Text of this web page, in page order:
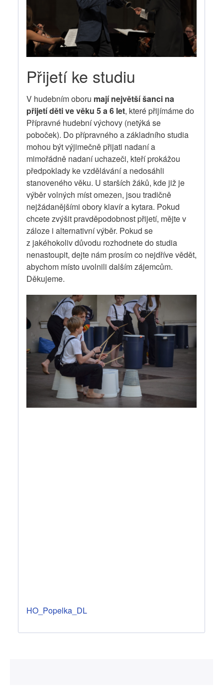
Přijetí ke studiu
V hudebním oboru mají největší šanci na
přijetí děti ve věku 5 a 6 let, které přijímáme do
Přípravné hudební výchovy (netýká se
poboček). Do přípravného a základního studia
mohou být výjimečně přijati nadaní a
mimořádně nadaní uchazeči, kteří prokážou
předpoklady ke vzdělávání a nedosáhli
stanoveného věku. U starších žáků, kde již je
výběr volných míst omezen, jsou tradičně
nejžádanějšími obory klavír a kytara. Pokud
chcete zvýšit pravděpodobnost přijetí, mějte v
záloze i alternativní výběr. Pokud se
z jakéhokoliv důvodu rozhodnete do studia
nenastoupit, dejte nám prosím co nejdříve vědět,
abychom místo uvolnili dalším zájemcům.
Děkujeme.
HO_Popelka_DL